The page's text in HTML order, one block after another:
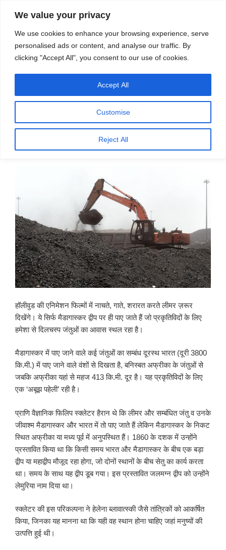
We value your privacy
We use cookies to enhance your browsing experience, serve
personalised ads or content, and analyse our traffic. By
clicking "Accept All", you consent to our use of cookies.
Customise
Reject All
Accept All
स्रोत
मेनू
सितम्बर 10, 2022पर
प्रकाशित
गया
भारत की खोज में जंतुओं ने समंदर लांघा था – डॉ. डी.
बालसुब्रमण्यन
हॉलीवुड की एनिमेशन फिल्मों में नाचते, गाते, शरारत करते लीमर ज़रूर
दिखेंगे। ये सिर्फ मैडागास्कर द्वीप पर ही पाए जाते हैं जो प्रकृतिविदों के लिए
हमेशा से दिलचस्प जंतुओं का आवास स्थल रहा है।
मैडागास्कर में पाए जाने वाले कई जंतुओं का सम्बंध दूरस्थ भारत (दूरी 3800
कि.मी.) में पाए जाने वाले वंशों से दिखता है, बनिस्बत अफ्रीका के जंतुओं से
जबकि अफ्रीका यहां से महज 413 कि.मी. दूर है। यह प्रकृतिविदों के लिए
एक ‘अबूझ पहेली’ रही है।
प्राणि वैज्ञानिक फिलिप स्क्लेटर हैरान थे कि लीमर और सम्बंधित जंतु व उनके
जीवाश्म मैडागास्कर और भारत में तो पाए जाते हैं लेकिन मैडागास्कर के निकट
स्थित अफ्रीका या मध्य पूर्व में अनुपस्थित हैं। 1860 के दशक में उन्होंने
प्रस्तावित किया था कि किसी समय भारत और मैडागास्कर के बीच एक बड़ा
द्वीप या महाद्वीप मौजूद रहा होगा, जो दोनों स्थानों के बीच सेतु का कार्य करता
था। समय के साथ यह द्वीप डूब गया। इस प्रस्तावित जलमग्न द्वीप को उन्होंने
लेमुरिया नाम दिया था।
स्क्लेटर की इस परिकल्पना ने हेलेना ब्लावात्स्की जैसे तांत्रिकों को आकर्षित
किया, जिनका यह मानना था कि यही वह स्थान होना चाहिए जहां मनुष्यों की
उत्पत्ति हुई थी।